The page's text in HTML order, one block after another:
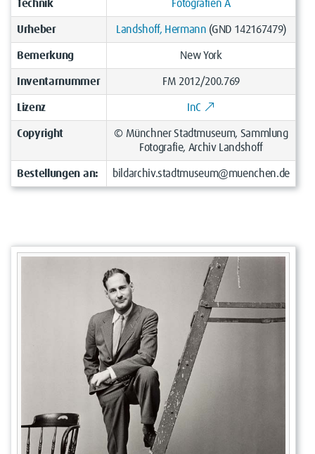
Technik Fotografien A
Urheber Landshoff, Hermann (GND 142167479)
Bemerkung New York
Inventarnummer FM 2012/200.769
Lizenz InC
Copyright
© Münchner Stadtmuseum, Sammlung
Fotografie, Archiv Landshoff
Bestellungen an: bildarchiv.stadtmuseum@muenchen.de